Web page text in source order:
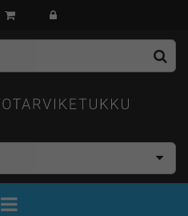
Toggle Navigation